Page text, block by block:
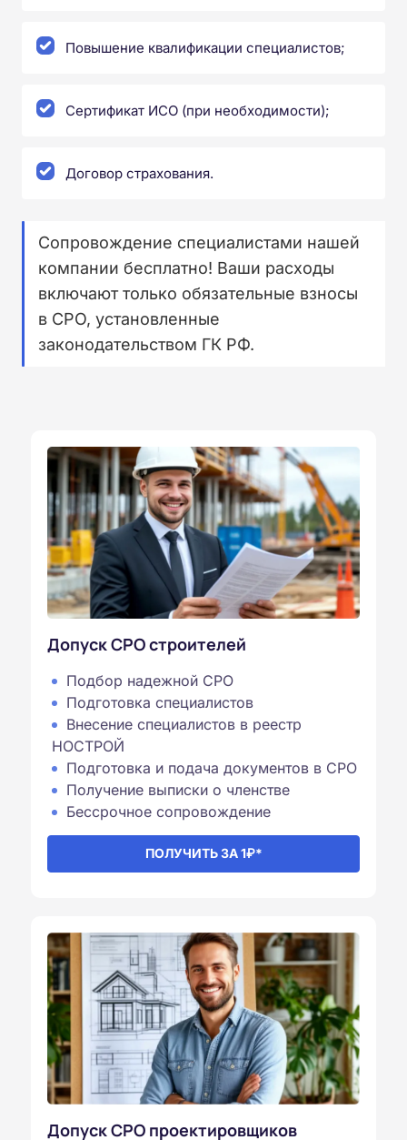
Повышение квалификации специалистов;
Сертификат ИСО (при необходимости);
Договор страхования.
Сопровождение специалистами нашей
компании бесплатно! Ваши расходы
включают только обязательные взносы
в СРО, установленные
законодательством ГК РФ.⁠
Допуск СРО строителей
Подбор надежной СРО
Подготовка специалистов
Внесение специалистов в реестр
НОСТРОЙ
Подготовка и подача документов в СРО
Получение выписки о членстве
Бессрочное сопровождение
ПОЛУЧИТЬ ЗА 1₽*
Допуск СРО проектировщиков